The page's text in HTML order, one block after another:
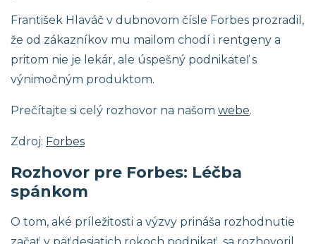
František Hlaváč v dubnovom čísle Forbes prozradil,
že od zákazníkov mu mailom chodí i rentgeny a
pritom nie je lekár, ale úspešný podnikateľ s
výnimočným produktom.
Prečítajte si celý rozhovor na našom webe.
Zdroj: Forbes
Rozhovor pre Forbes: Léčba
spánkom
O tom, aké príležitosti a výzvy prináša rozhodnutie